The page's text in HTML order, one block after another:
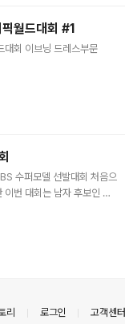
월드대회 #1
회 이브닝 드레스부문
수퍼모델 선발대회 처음으
번 대회는 남자 후보인 김
리 로그인 고객센터